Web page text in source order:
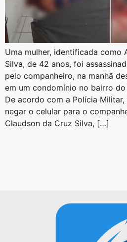
Uma mulher, identificada como
Silva, de 42 anos, foi
pelo companheiro, na manhã
em um condomínio no bairro do
De acordo com a Polícia
negar o celular para o
Claudson da Cruz Silva, […]